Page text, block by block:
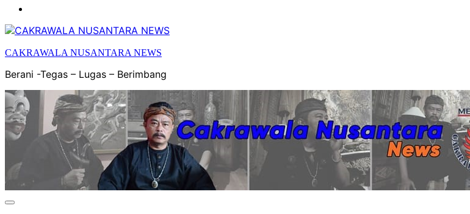
BUDAYA
CAKRAWALA NUSANTARA NEWS
Berani -Tegas – Lugas – Berimbang